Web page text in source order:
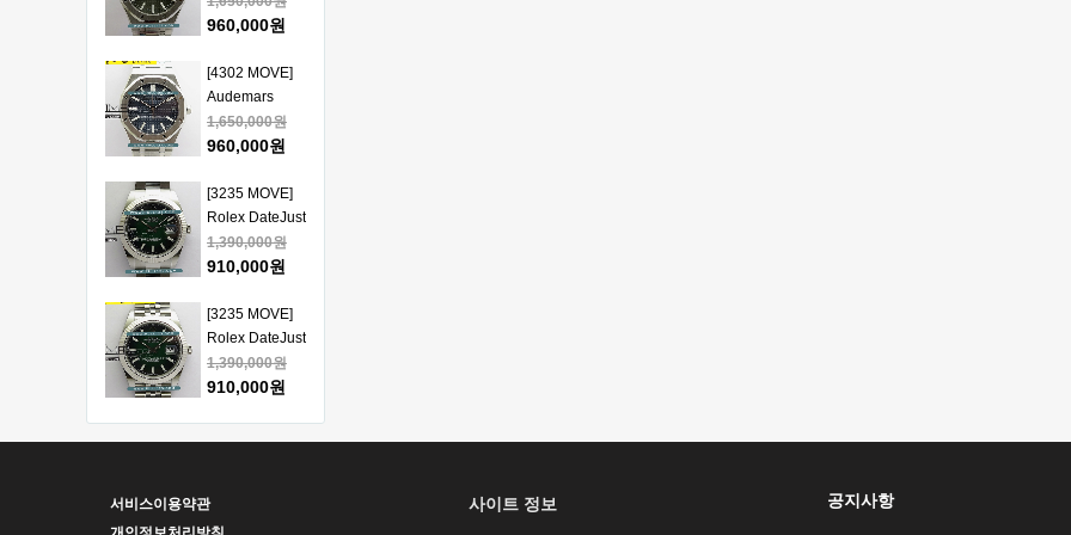
얄오크 크르노
모델 베스트에
디션
Oak 15510
1:1 Best
Edition - 오데
마피게 로얄오
크 베스트 에디
960,000원
[4302 MOVE]
Audemars
Piguet Royal
Oak 15510
1:1 Best
Edition - 오데
마피게 로얄오
크 베스트 에디
1,650,000원
960,000원
[3235 MOVE]
Rolex DateJust
41mm 126334
904L SS ERF
- 롤렉스 데이져
스트 오토매틱
베스트에디션
1,390,000원
910,000원
[3235 MOVE]
Rolex DateJust
41mm 126334
904L SS ERF
1,390,000원
910,000원
904L SS ERF
1:1Best Edition
910,000원
서비스이용약관
사이트 정보 공지사항